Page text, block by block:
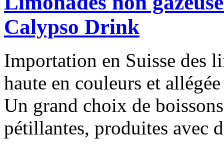
Calypso Drink
Importation en Suisse des
haute en couleurs et
Un grand choix de
pétillantes, produites avec